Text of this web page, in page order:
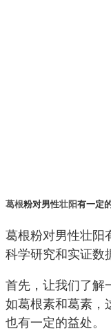
葛根粉对男性壮阳有一定
葛根粉对男性壮阳
科学研究和实证数
首先，让我们了解
如葛根素和葛素，
也有一定的益处。